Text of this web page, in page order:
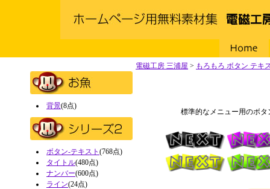
Home
背景(8点)
ボタン-テキスト (768点)
タイトル(480点)
ナンバー(600点)
ライン(24点)
電磁工房 三浦屋 > もろもろ ボタン テキ
標準的なメニュー用のボ